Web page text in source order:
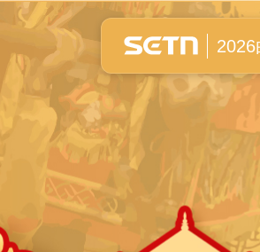
白沙屯媽祖進香全紀